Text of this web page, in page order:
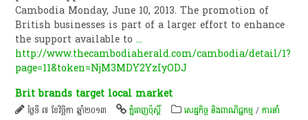
Cambodia Monday, June 10, 2013. The promotion of
British businesses is part of a larger effort to enhance
the support available to...
http://www.thecambodiaherald.com/cambodia/detail/1?
page=11&token=NjM3MDY2YzIyODJ
Brit brands target local market
ថ្ងៃទី ៧ ខែវិច្ឆិកា ឆ្នាំ២០១៣ ភ្នំពេញប៉ុស្តិ៍ សេដ្ឋកិច្ច និងពាណិជ្ជកម្ម /ការនាំ